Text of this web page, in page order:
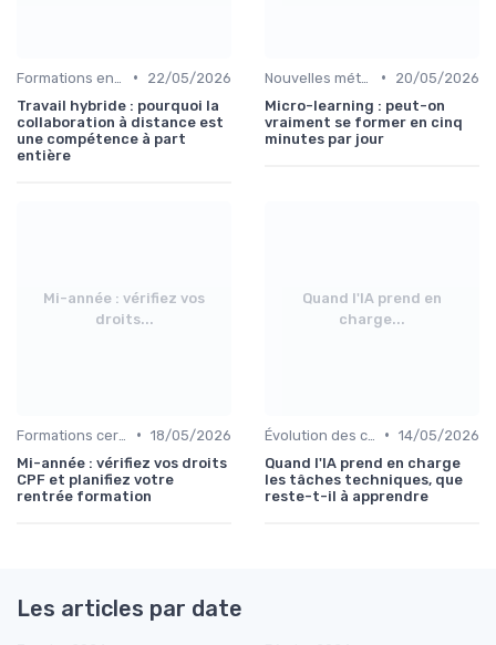
•
22/05/2026
Travail hybride : pourquoi la
collaboration à distance est
une compétence à part
entière
•
20/05/2026
Micro-learning : peut-on
vraiment se former en cinq
minutes par jour
Mi-année : vérifiez vos
droits...
• 18/05/2026
Mi-année : vérifiez vos droits
CPF et planifiez votre
rentrée formation
Quand l'IA prend en
charge...
• 14/05/2026
Quand l'IA prend en charge
les tâches techniques, que
reste-t-il à apprendre
Les articles par date